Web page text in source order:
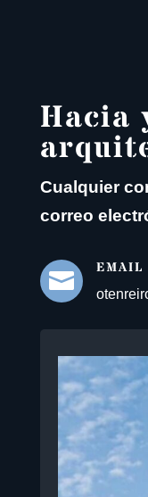
Hacia
Cualquier
correo

EMAIL